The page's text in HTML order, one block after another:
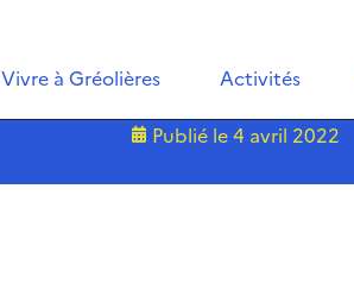
Vivre à Gréolières Activités
Publié le4 avril 2022